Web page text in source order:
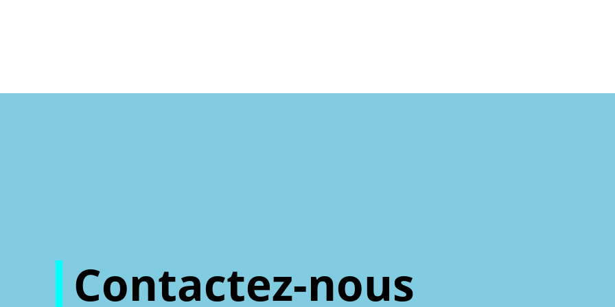
Contactez-nous